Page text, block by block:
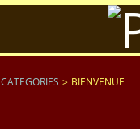
CATEGORIES > BIENVENUE